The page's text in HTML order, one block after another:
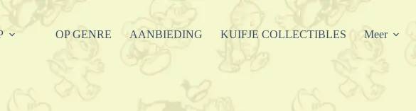
OP GENRE AANBIEDING KUIFJE COLLECTIBLES Meer